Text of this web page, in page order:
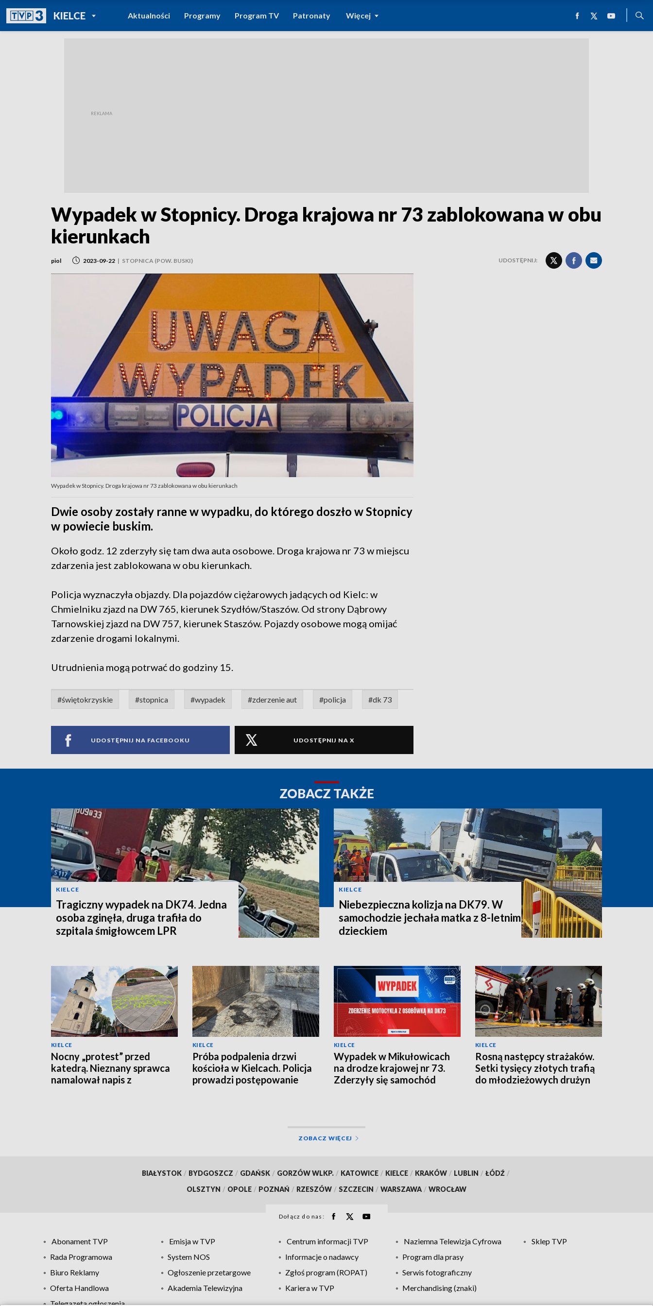
KIELCEPOWRÓT DO
TVP REGIONY
Aktualności Programy Program TV Patronaty Więcej
Wypadek w Stopnicy. Droga krajowa nr 73 zablokowana w obu
kierunkach
piol 2023-09-22 | STOPNICA (POW. BUSKI) UDOSTĘPNIJ:
Wypadek w Stopnicy. Droga krajowa nr 73 zablokowana w obu kierunkach
Dwie osoby zostały ranne w wypadku, do którego doszło w Stopnicy
w powiecie buskim.
Około godz. 12 zderzyły się tam dwa auta osobowe. Droga krajowa nr 73 w miejscu
zdarzenia jest zablokowana w obu kierunkach.
Policja wyznaczyła objazdy. Dla pojazdów ciężarowych jadących od Kielc: w
Chmielniku zjazd na DW 765, kierunek Szydłów/Staszów. Od strony Dąbrowy
Tarnowskiej zjazd na DW 757, kierunek Staszów. Pojazdy osobowe mogą omijać
zdarzenie drogami lokalnymi.
Utrudnienia mogą potrwać do godziny 15.
#świętokrzyskie #stopnica #wypadek #zderzenie aut #policja #dk 73
UDOSTĘPNIJ NA FACEBOOKU UDOSTĘPNIJ NA X
ZOBACZ TAKŻE
KIELCE
Tragiczny wypadek na DK74. Jedna
osoba zginęła, druga trafiła do
szpitala śmigłowcem LPR
KIELCE
Niebezpieczna kolizja na DK79. W
samochodzie jechała matka z 8-letnim
dzieckiem
KIELCE
Nocny „protest” przed
katedrą. Nieznany sprawca
namalował napis z
KIELCE
Próba podpalenia drzwi
kościoła w Kielcach. Policja
prowadzi postępowanie
KIELCE
Wypadek w Mikułowicach
na drodze krajowej nr 73.
Zderzyły się samochód
KIELCE
Rosną następcy strażaków.
Setki tysięcy złotych trafią
do młodzieżowych drużyn
ZOBACZ WIĘCEJ
BIAŁYSTOK / BYDGOSZCZ / GDAŃSK / GORZÓW WLKP. / KATOWICE / KIELCE / KRAKÓW / LUBLIN / ŁÓDŹ /
OLSZTYN / OPOLE / POZNAŃ / RZESZÓW / SZCZECIN / WARSZAWA / WROCŁAW
Dołącz do nas:
Abonament TVP Emisja w TVP Centrum informacji TVP Naziemna Telewizja Cyfrowa
Sklep TVP
Rada Programowa
System NOS Informacje o nadawcy
Program dla prasy
Biuro Reklamy
Ogłoszenie przetargowe Zgłoś program (ROPAT)
Serwis fotograficzny
Oferta Handlowa
Akademia Telewizyjna Kariera w TVP
Merchandising (znaki)
Telegazeta ogłoszenia